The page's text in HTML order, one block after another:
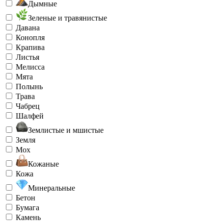
Дымные
Зеленые и травянистые
Давана
Конопля
Крапива
Листья
Мелисса
Мята
Полынь
Трава
Чабрец
Шалфей
Землистые и мшистые
Земля
Мох
Кожаные
Кожа
Минеральные
Бетон
Бумага
Камень